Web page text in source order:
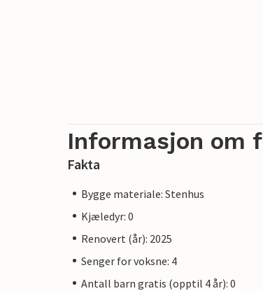
Informasjon om
Fakta
Bygge materiale: Stenhus
Kjæledyr: 0
Renovert (år): 2025
Senger for voksne: 4
Antall barn gratis (opptil 4 år): 0